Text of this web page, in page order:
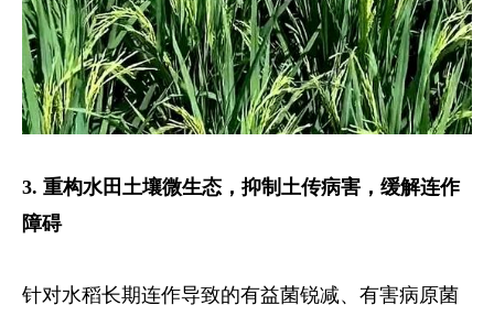
3. 重构水田土壤微生态，抑制土传病害，缓解连作
障碍
针对水稻长期连作导致的有益菌锐减、有害病原菌